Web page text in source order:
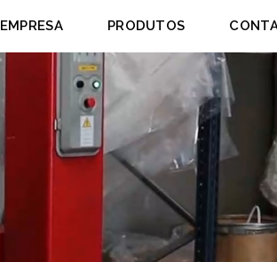
EMPRESA PRODUTOS